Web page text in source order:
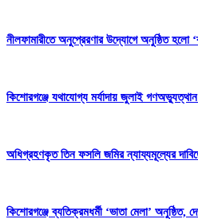
নীলফামারীতে অনুপ্রেরণার উদ্যোগে অনুষ্ঠিত হলো
কিশোরগঞ্জে যথাযোগ্য মর্যাদায় জুলাই
অধিগ্রহণকৃত তিন ফসলি জমির ন্যায্যমূল্যের
কিশোরগঞ্জে ব্যতিক্রমধর্মী ‘ভাতা মেলা’ অনুষ্ঠিত,